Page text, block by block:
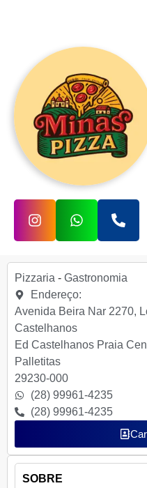
Pizzaria - Gastronomia
Endereço:
Avenida Beira Nar 2270,
Castelhanos
Ed Castelhanos Praia
Palletitas
29230-000
(28) 99961-4235
(28) 99961-4235
SOBRE